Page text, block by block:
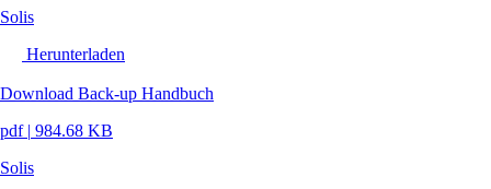
Solis
Herunterladen
Download Back-up Handbuch
pdf | 984.68 KB
Solis